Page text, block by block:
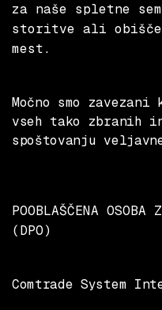
za naše spletne
storitve ali obišče
mest.
Močno smo
vseh tako zbranih
spoštovanju
POOBLAŠČENA OSOBA
(DPO)
Comtrade System